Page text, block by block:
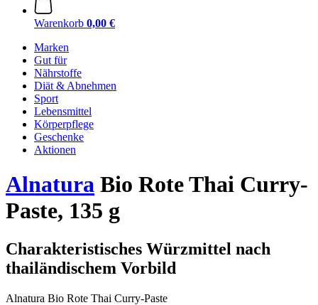
Warenkorb 0,00 €
Marken
Gut für
Nährstoffe
Diät & Abnehmen
Sport
Lebensmittel
Körperpflege
Geschenke
Aktionen
Alnatura Bio Rote Thai Curry-
Paste, 135 g
Charakteristisches Würzmittel nach
thailändischem Vorbild
Alnatura Bio Rote Thai Curry-Paste